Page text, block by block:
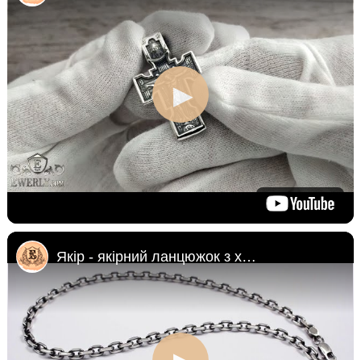
Якір - якірний ланцюжок з хрестом